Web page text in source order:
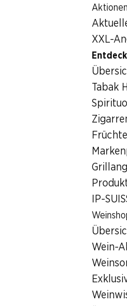
Aktionen
XXL-
Tabak
IP-
Wein-
Entdecken
Bio-Produkte
Echte Bio-Qualität, die das
Bio-Lebensmittel tragen zu